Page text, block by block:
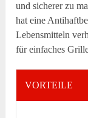
und sicherer zu
hat eine
Lebensmitteln
für einfaches
VORTEILE